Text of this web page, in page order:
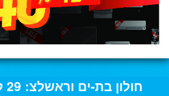
חולון בת-ים וראשלצ: 29 לדצמבר 2016